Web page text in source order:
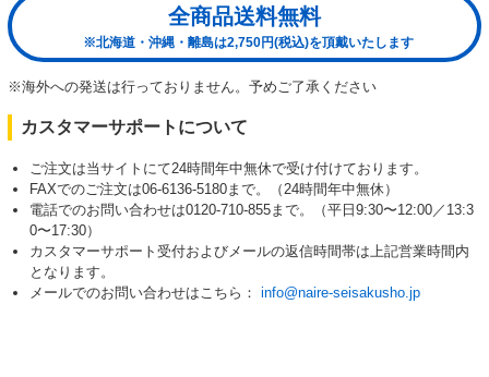
全商品送料無料
※北海道・沖縄・離島は2,750円(税込)を頂戴いたします
※海外への発送は行っておりません。予めご了承ください
カスタマーサポートについて
ご注文は当サイトにて24時間年中無休で受け付けております。
FAXでのご注文は06-6136-5180まで。（24時間年中無休）
電話でのお問い合わせは0120-710-855まで。（平日9:30〜12:00／13:3
0〜17:30）
カスタマーサポート受付およびメールの返信時間帯は上記営業時間内
となります。
メールでのお問い合わせはこちら： info@naire-seisakusho.jp